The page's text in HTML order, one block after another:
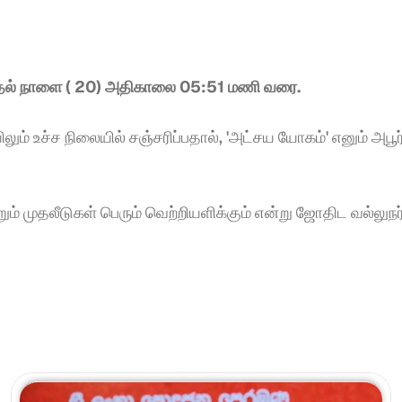
நாளை ( 20) அதிகாலை 05:51 மணி வரை.
உச்ச நிலையில் சஞ்சரிப்பதால், 'அட்சய யோகம்' எனும்
முதலீடுகள் பெரும் வெற்றியளிக்கும் என்று ஜோதிட